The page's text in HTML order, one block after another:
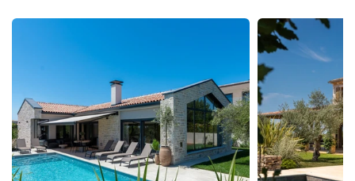
Villa Flores Stancija Katarina